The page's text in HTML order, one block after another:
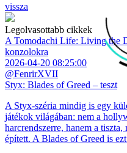
vissza
Legolvasottabb cikkek
A Tomodachi Life: Living the
konzolokra
2026-04-20 08:25:00
@FenrirXVII
Styx: Blades of Greed – teszt
A Styx-széria mindig is egy
játékok világában: nem a
harcrendszerre, hanem a
épített. A Blades of Greed is